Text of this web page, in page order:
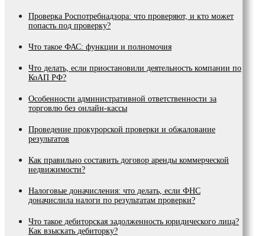
Проверка Роспотребнадзора: что проверяют, и кто может
попасть под проверку?
Что такое ФАС: функции и полномочия
Что делать, если приостановили деятельность компании по
КоАП РФ?
Особенности административной ответственности за
торговлю без онлайн-кассы
Проведение прокурорской проверки и обжалование
результатов
Как правильно составить договор аренды коммерческой
недвижимости?
Налоговые доначисления: что делать, если ФНС
доначислила налоги по результатам проверки?
Что такое дебиторская задолженность юридического лица?
Как взыскать дебиторку?